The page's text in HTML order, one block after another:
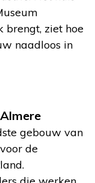
brengt, ziet hoe
naadloos in
gebouw van
de